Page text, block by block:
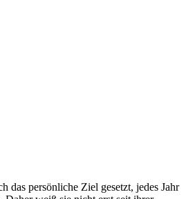
das persönliche Ziel gesetzt, jedes Jahr